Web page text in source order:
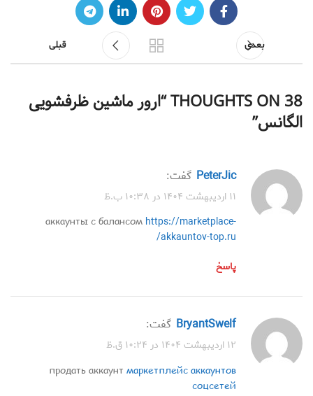
بعدی قبلی
38 THOUGHTS ON “
ارور ماشین ظرفشویی
الگانس”
PeterJic گفت:
۱۱ اردیبهشت ۱۴۰۴ در ۱۰:۳۸ ب.ظ
аккаунты с балансом https://marketplace-
akkauntov-top.ru/
پاسخ
BryantSwelf گفت:
۱۲ اردیبهشت ۱۴۰۴ در ۱۰:۲۴ ق.ظ
продать аккаунт маркетплейс аккаунтов
соцсетей